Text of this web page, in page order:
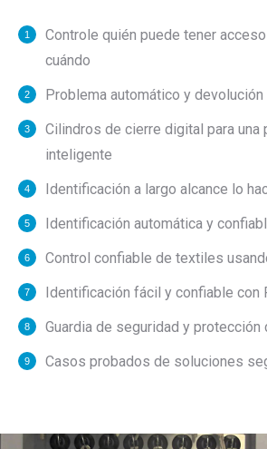
Controle quién puede tener
cuándo
Problema automático y
Cilindros de cierre digital para una
inteligente
Identificación a largo alcance lo
Identificación automática y
Control confiable de textiles
Identificación fácil y confiable con
Guardia de seguridad y protección
Casos probados de soluciones